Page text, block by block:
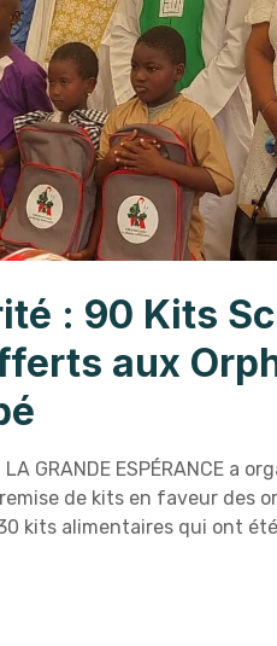
: 90 Kits
aux
GRANDE ESPÉRANCE a
de kits en faveur des
kits alimentaires qui ont